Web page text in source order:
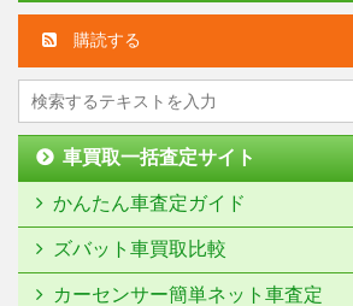
購読する
車買取一括査定サイト
かんたん車査定ガイド
ズバット車買取比較
カーセンサー簡単ネット車査定